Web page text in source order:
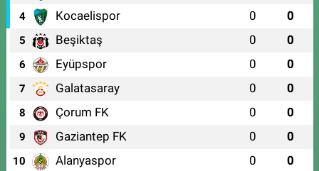
4 Kocaelispor 0 0
5 Beşiktaş 0 0
6 Eyüpspor 0 0
7 Galatasaray 0 0
8 Çorum FK 0 0
9 Gaziantep FK 0 0
10 Alanyaspor 0 0